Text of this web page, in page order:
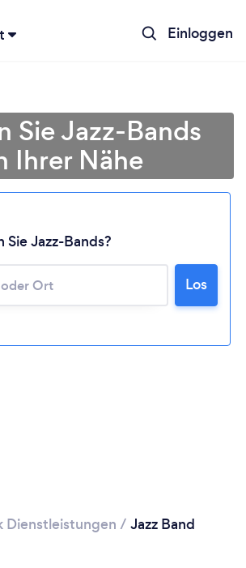
Einloggen
Lädt ...
Bitte warten ...
Sie Jazz-Bands
Ihrer Nähe
Jazz-Bands?
Los
Dienstleistungen / Jazz Band